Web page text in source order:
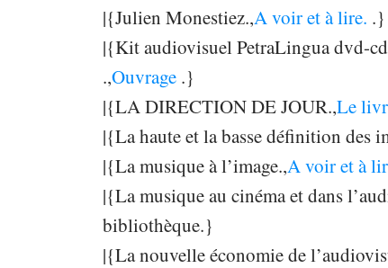
|{Julien Monestiez.,A voir et à lire. .}
|{Kit audiovisuel PetraLingua dvd-
.,Ouvrage .}
|{LA DIRECTION DE JOUR.,Le
|{La haute et la basse définition des
|{La musique à l’image.,A voir et à
|{La musique au cinéma et dans
bibliothèque.}
|{La nouvelle économie de